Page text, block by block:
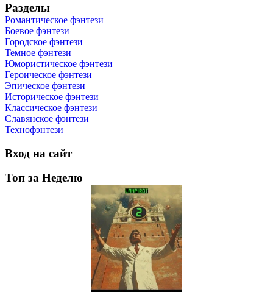
Разделы
Романтическое фэнтези
Боевое фэнтези
Городское фэнтези
Темное фэнтези
Юмористическое фэнтези
Героическое фэнтези
Эпическое фэнтези
Историческое фэнтези
Классическое фэнтези
Славянское фэнтези
Технофэнтези
Вход на сайт
Топ за Неделю